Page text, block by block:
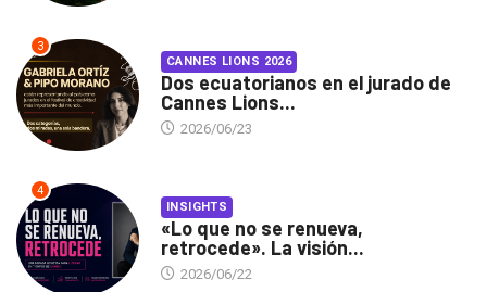
3
CANNES LIONS 2026
Dos ecuatorianos en el jurado de
Cannes Lions...
2026/06/23
4
INSIGHTS
«Lo que no se renueva,
retrocede». La visión...
2026/06/22